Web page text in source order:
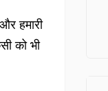
हमारी
को भी